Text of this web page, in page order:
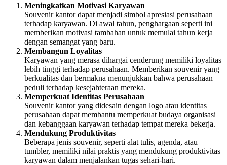
Meningkatkan Motivasi Karyawan
Souvenir kantor dapat menjadi simbol apresiasi perusahaan
terhadap karyawan. Di awal tahun, penghargaan seperti ini
memberikan motivasi tambahan untuk memulai tahun kerja
dengan semangat yang baru.
Membangun Loyalitas
Karyawan yang merasa dihargai cenderung memiliki loyalitas
lebih tinggi terhadap perusahaan. Memberikan souvenir yang
berkualitas dan bermakna menunjukkan bahwa perusahaan
peduli terhadap kesejahteraan mereka.
Memperkuat Identitas Perusahaan
Souvenir kantor yang didesain dengan logo atau identitas
perusahaan dapat membantu memperkuat budaya organisasi
dan kebanggaan karyawan terhadap tempat mereka bekerja.
Mendukung Produktivitas
Beberapa jenis souvenir, seperti alat tulis, agenda, atau
tumbler, memiliki nilai praktis yang mendukung produktivitas
karyawan dalam menjalankan tugas sehari-hari.